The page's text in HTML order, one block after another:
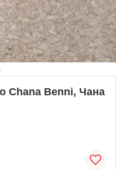
Chana Benni, Чана